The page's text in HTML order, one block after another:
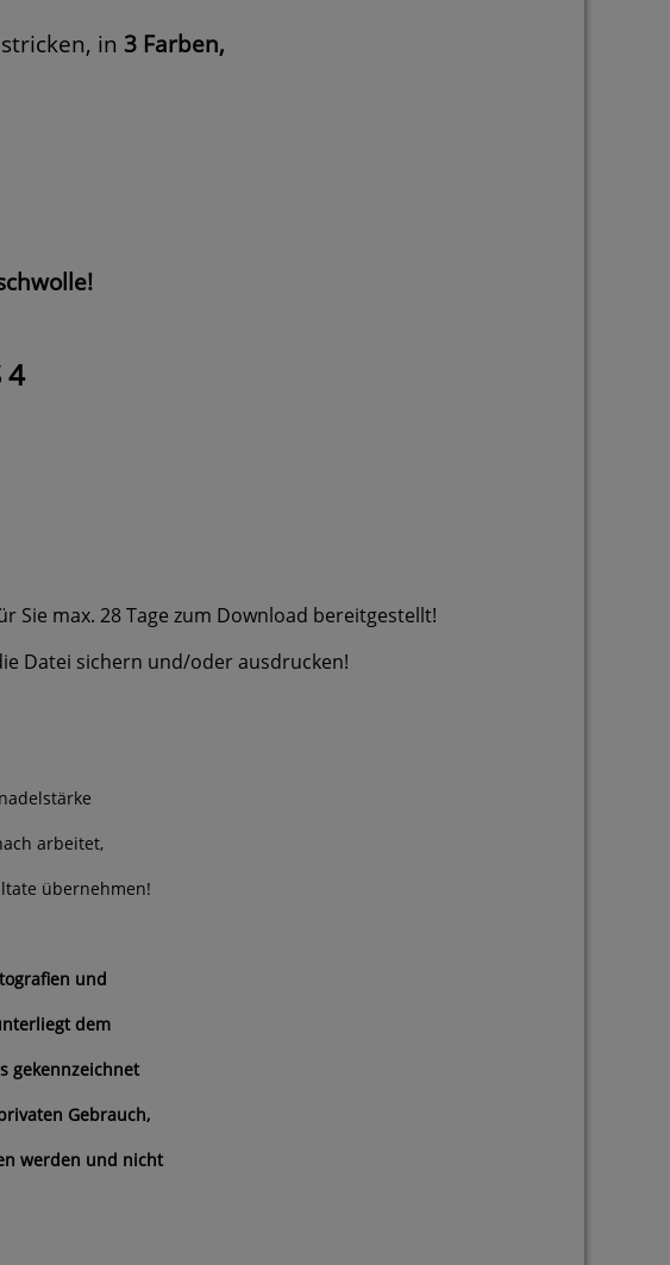
in 3 Farben,
4
Sie max. 28 Tage zum Download bereitgestellt!
und/oder ausdrucken!
arbeitet,
übernehmen!
und
dem
gekennzeichnet
Gebrauch,
werden und nicht